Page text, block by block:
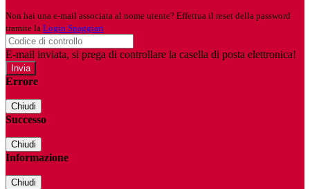
Non hai una e-mail associata al nome utente? Effettua il reset della password
tramite la Login Spaggiari
E-mail inviata, si prega di controllare la casella di posta elettronica!
Errore
Chiudi
Successo
Chiudi
Informazione
Chiudi